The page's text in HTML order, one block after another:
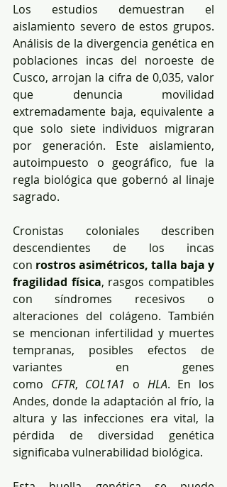
Los estudios demuestran el
aislamiento severo de estos grupos.
Análisis de la divergencia genética en
poblaciones incas del noroeste de
Cusco, arrojan la cifra de 0,035, valor
que denuncia movilidad
extremadamente baja, equivalente a
que solo siete individuos migraran
por generación. Este aislamiento,
autoimpuesto o geográfico, fue la
regla biológica que gobernó al linaje
sagrado.
Cronistas coloniales describen
descendientes de los incas
con rostros asimétricos, talla baja y
fragilidad física, rasgos compatibles
con síndromes recesivos o
alteraciones del colágeno. También
se mencionan infertilidad y muertes
tempranas, posibles efectos de
variantes en genes
como CFTR, COL1A1 o HLA. En los
Andes, donde la adaptación al frío, la
altura y las infecciones era vital, la
pérdida de diversidad genética
significaba vulnerabilidad biológica.